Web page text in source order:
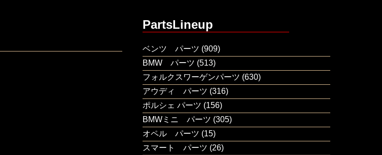
PartsLineup
ベンツ パーツ (909)
BMW パーツ (513)
フォルクスワーゲンパーツ (630)
アウディ パーツ (316)
ポルシェ パーツ (156)
BMWミニ パーツ (305)
オペル パーツ (15)
スマート パーツ (26)